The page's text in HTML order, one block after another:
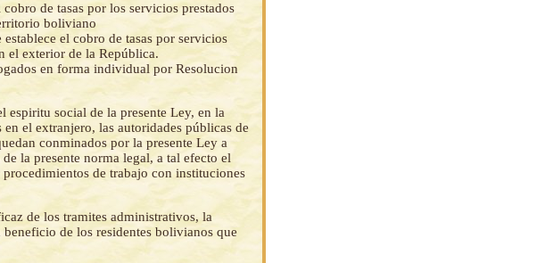
de tasas por los servicios prestados
boliviano
el cobro de tasas por servicios
el exterior de la República.
en forma individual por Resolucion
espiritu social de la presente Ley, en la
el extranjero, las autoridades públicas de
conminados por la presente Ley a
la presente norma legal, a tal efecto el
de trabajo con instituciones
de los tramites administrativos, la
de los residentes bolivianos que